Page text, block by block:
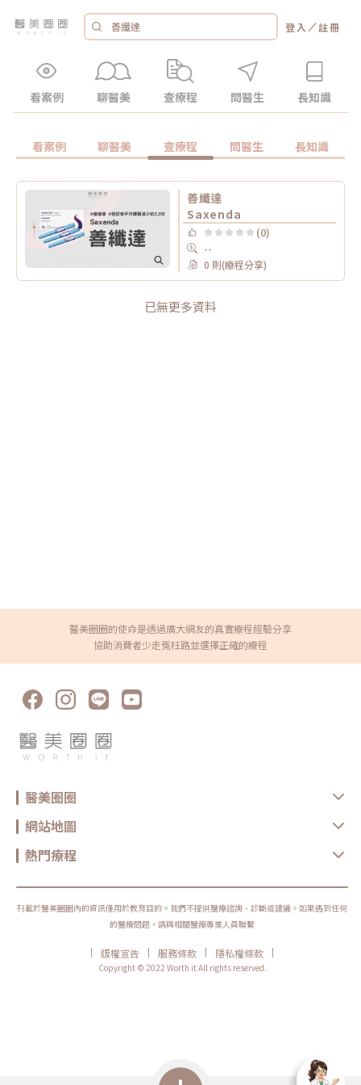
登入 ／註冊
看案例 聊醫美 查療程 問醫生 長知識
看案例 聊醫美 查療程 問醫生 長知識
善纖達
Saxenda
(0)
--
0 則(療程分享)
已無更多資料
醫美圈圈的使命是透過廣大網友的真實療程經驗分享
協助消費者少走冤枉路並選擇正確的療程
醫美圈圈
網站地圖
熱門療程
刊載於醫美圈圈內的資訊僅用於教育目的。我們不提供醫療諮詢、診斷或建議。如果遇到任何
的醫療問題，請與相關醫療專業人員聯繫
| 版權宣告 | 服務條款 | 隱私權條款
|
Copyright © 2022 Worth it All rights reserved.